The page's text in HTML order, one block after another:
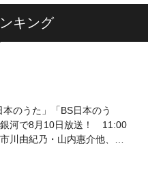
キング
本のうた」「BS日本のう
銀河で8月10日放送！ 11:00
川由紀乃・山内惠介他、